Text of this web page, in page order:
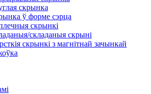
скрынка
ў форме сэрца
скрынкі
складаныя скрыні
скрынкі з магнітнай зачынкай